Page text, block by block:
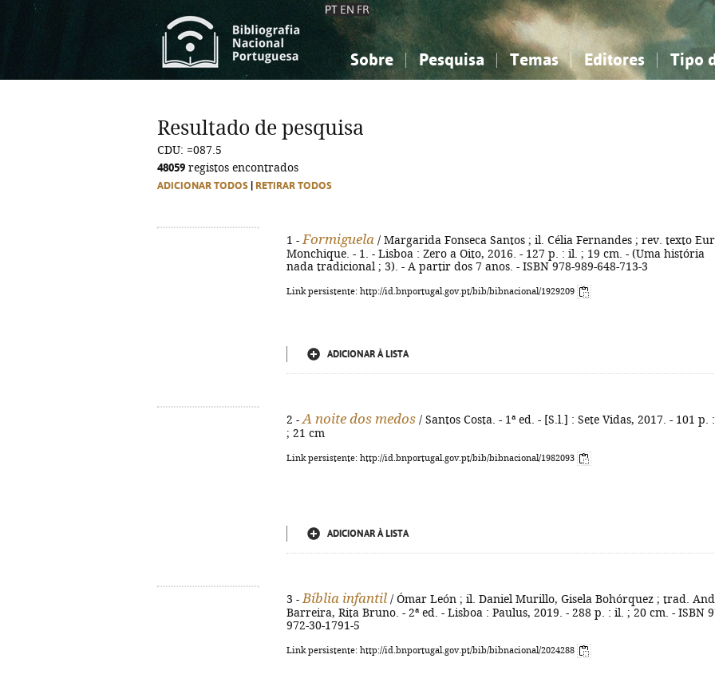
PT EN FR
Sobre Pesquisa Temas
Ciências sociais...
Editores Tipo
Ciências sociais...
Resultado de pesquisa
CDU: =087.5
48059 registos encontrados
ADICIONAR TODOS RETIRAR TODOS
1 - Formiguela / Margarida Fonseca Santos ; il. Célia Fernandes ; rev. texto
Monchique. - 1. - Lisboa : Zero a Oito, 2016. - 127 p. : il. ; 19 cm. - (Uma história
nada tradicional ; 3). - A partir dos 7 anos. - ISBN 978-989-648-713-3
Link persistente: http://id.bnportugal.gov.pt/bib/bibnacional/1929209
ADICIONAR À LISTA
2 - A noite dos medos / Santos Costa. - 1ª ed. - [S.l.] : Sete Vidas, 2017. - 101 p. :
; 21 cm
Link persistente: http://id.bnportugal.gov.pt/bib/bibnacional/1982093
ADICIONAR À LISTA
3 - Bíblia infantil / Ómar León ; il. Daniel Murillo, Gisela Bohórquez ; trad.
Barreira, Rita Bruno. - 2ª ed. - Lisboa : Paulus, 2019. - 288 p. : il. ; 20 cm. - ISBN
972-30-1791-5
Link persistente: http://id.bnportugal.gov.pt/bib/bibnacional/2024288